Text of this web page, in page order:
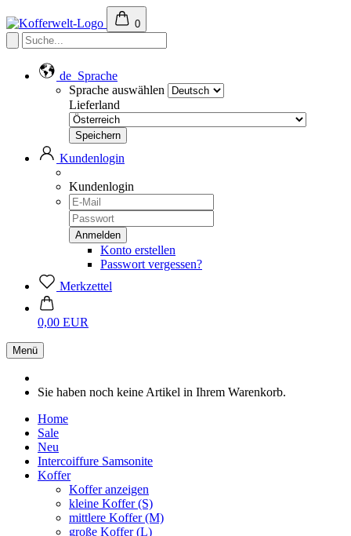
0
de Sprache
Sprache auswählen
Lieferland
Kundenlogin
Kundenlogin
Konto erstellen
Passwort vergessen?
Merkzettel
0,00 EUR
Menü
Sie haben noch keine Artikel in Ihrem Warenkorb.
Home
Sale
Neu
Intercoiffure Samsonite
Koffer
Koffer anzeigen
kleine Koffer (S)
mittlere Koffer (M)
große Koffer (L)